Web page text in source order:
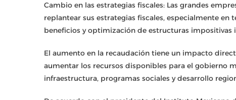
Cambio en las estrategias fiscales: Las grandes
replantear sus estrategias fiscales, especialmente
beneficios y optimización de estructuras impositivas
El aumento en la recaudación tiene un impacto
aumentar los recursos disponibles para el gobierno
infraestructura, programas sociales y desarrollo